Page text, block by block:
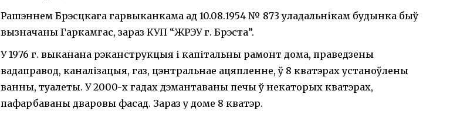
Рашэннем Брэсцкага гарвыканкама ад 10.08.1954 № 873 уладальнікам будынка быў
вызначаны Гаркамгас, зараз КУП “ЖРЭУ г. Брэста”.
У 1976 г. выканана рэканструкцыя і капітальны рамонт дома, праведзены
вадаправод, каналізацыя, газ, цэнтральнае ацяпленне, ў 8 кватэрах устаноўлены
ванны, туалеты. У 2000-х гадах дэмантаваны печы ў некаторых кватэрах,
пафарбаваны дваровы фасад. Зараз у доме 8 кватэр.